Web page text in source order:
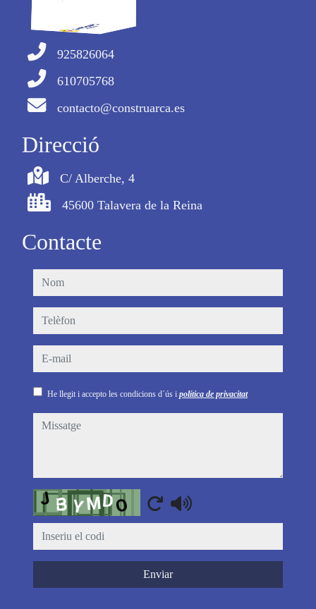
925826064
610705768
contacto@construarca.es
Direcció
C/ Alberche, 4
45600 Talavera de la Reina
Contacte
nom
telèfon
e-mail
He llegit i accepto les condicions d´ús i política de privacitat
missatge
Captcha
Enviar